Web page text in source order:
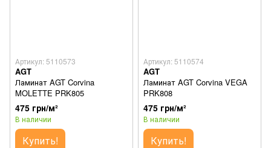
Артикул: 5110573
AGT
Ламинат AGT Corvina
MOLETTE PRK805
475 грн/м²
В наличии
Купить!
Артикул: 5110574
AGT
Ламинат AGT Corvina VEGA
PRK808
475 грн/м²
В наличии
Купить!